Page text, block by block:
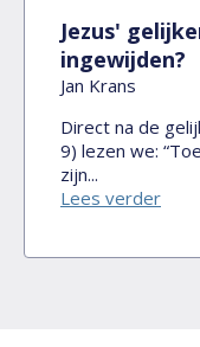
Jezus'
ingewijden?
Jan Krans
Direct na de
9) lezen we:
zijn...
Lees verder